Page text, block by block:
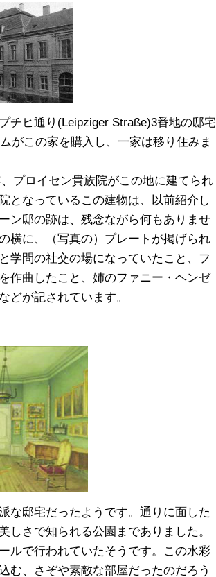
チヒ通り(Leipziger Straße)3番地の邸宅
がこの家を購入し、一家は移り住みま
プロイセン貴族院がこの地に建てられ
となっているこの建物は、以前紹介し
ン邸の跡は、残念ながら何もありませ
横に、（写真の）プレートが掲げられ
学問の社交の場になっていたこと、フ
作曲したこと、姉のファニー・ヘンゼ
どが記されています。
な邸宅だったようです。通りに面した
さで知られる公園までありました。
ルで行われていたそうです。この水彩
む、さぞや素敵な部屋だったのだろう